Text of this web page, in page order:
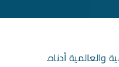
أدناه.